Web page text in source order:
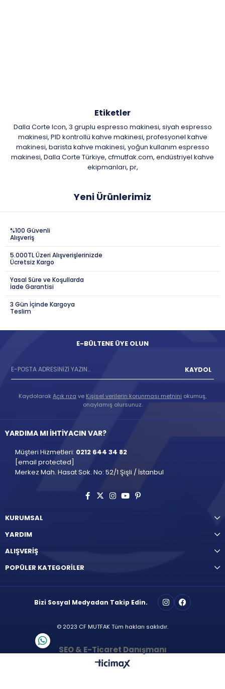
Etiketler
Dalla Corte Icon, 3 gruplu espresso makinesi, siyah espresso
makinesi, PID kontrollü kahve makinesi, profesyonel kahve
makinesi, barista kahve makinesi, yoğun kullanım espresso
makinesi, Dalla Corte Türkiye, cfmutfak.com, endüstriyel kahve
ekipmanları, pr,
Yeni Ürünlerimiz
%100 Güvenli
Alışveriş
5.000TL Üzeri Alışverişlerinizde
Ücretsiz Kargo
Yasal Süre ve Koşullarda
İade Garantisi
3 Gün İçinde Kargoya
Teslim
E-BÜLTENE ÜYE OLUN
KAYDOL
KaydolarakAçık rıza ve Kişisel verilerin korunması metnini okumuş,
onaylamış olursunuz.
YARDIMA MI İHTİYACIN VAR?
Müşteri Hizmetleri: 0212 644 34 82
[email protected]
Merkez Mah. Hasat Sok. No: 52/1 Şişli / İstanbul
KURUMSAL
YARDIM
ALIŞVERİŞ
POPÜLER KATEGORİLER
Bizi Sosyal Medyadan Takip Edin.
© 2023 CF MUTFAK Tüm hakları saklıdır.
SEO & E-Ticaret Danışmanı